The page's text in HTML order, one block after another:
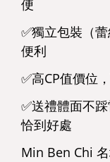
便
✅獨立包裝（
便利
✅高CP值價位
✅送禮體面不
恰到好處
Min Ben Chi